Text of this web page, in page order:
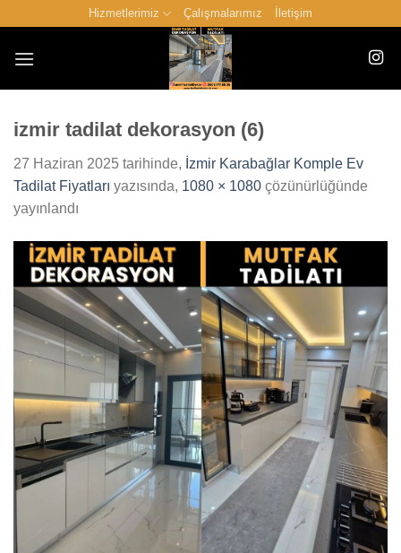
Hizmetlerimiz Çalışmalarımız İletişim
izmir tadilat dekorasyon (6)
27 Haziran 2025 tarihinde, İzmir Karabağlar Komple Ev
Tadilat Fiyatları yazısında, 1080 × 1080 çözünürlüğünde
yayınlandı